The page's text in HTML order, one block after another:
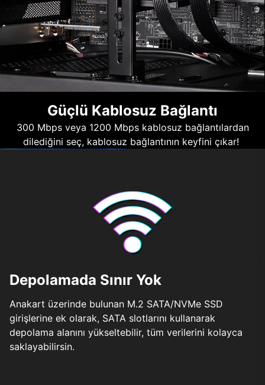
Güçlü Kablosuz Bağlantı
300 Mbps veya 1200 Mbps kablosuz bağlantılardan
dilediğini seç, kablosuz bağlantının keyfini çıkar!
Depolamada Sınır Yok
Anakart üzerinde bulunan M.2 SATA/NVMe SSD
girişlerine ek olarak, SATA slotlarını kullanarak
depolama alanını yükseltebilir, tüm verilerini kolayca
saklayabilirsin.